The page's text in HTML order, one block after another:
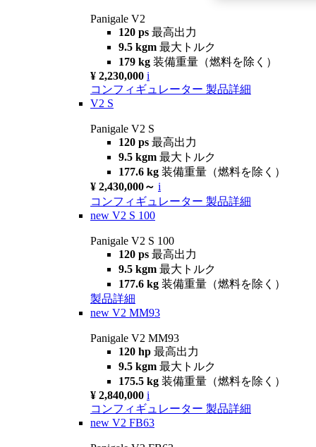
Panigale V2
120 ps 最高出力
9.5 kgm 最大トルク
179 kg 装備重量（燃料を除く）
¥ 2,230,000 i
コンフィギュレーター 製品詳細
V2 S
Panigale V2 S
120 ps 最高出力
9.5 kgm 最大トルク
177.6 kg 装備重量（燃料を除く）
¥ 2,430,000～ i
コンフィギュレーター 製品詳細
new V2 S 100
Panigale V2 S 100
120 ps 最高出力
9.5 kgm 最大トルク
177.6 kg 装備重量（燃料を除く）
製品詳細
new V2 MM93
Panigale V2 MM93
120 hp 最高出力
9.5 kgm 最大トルク
175.5 kg 装備重量（燃料を除く）
¥ 2,840,000 i
コンフィギュレーター 製品詳細
new V2 FB63